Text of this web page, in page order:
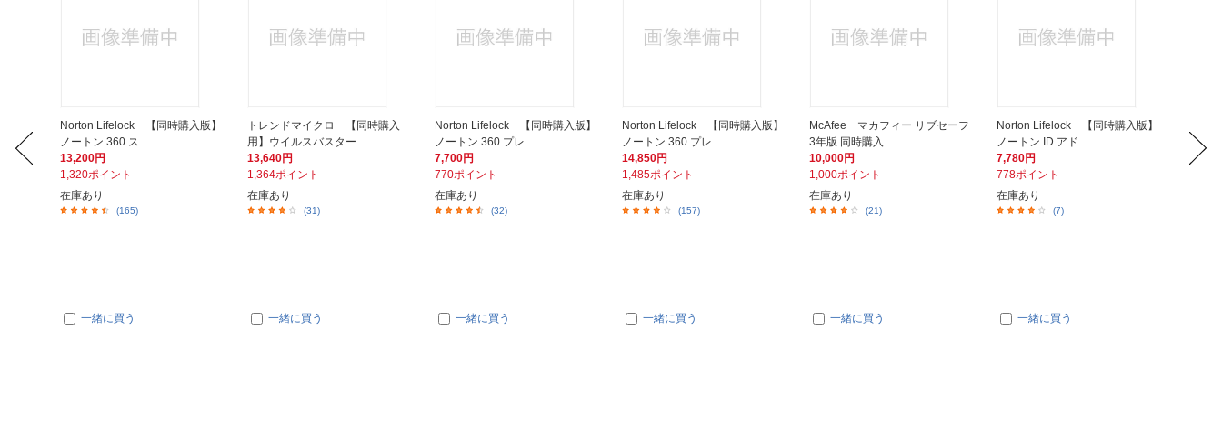
Norton Lifelock 【同時購入版】
ノートン 360 ス...
13,200円
1,320ポイント
在庫あり
(165)
一緒に買う
トレンドマイクロ 【同時購入
用】ウイルスバスター...
13,640円
1,364ポイント
在庫あり
(31)
一緒に買う
Norton Lifelock 【同時購入版】
ノートン 360 プレ...
7,700円
770ポイント
在庫あり
(32)
一緒に買う
Norton Lifelock 【同時購入版】
ノートン 360 プレ...
14,850円
1,485ポイント
在庫あり
(157)
一緒に買う
McAfee マカフィー リブセーフ
3年版 同時購入
10,000円
1,000ポイント
在庫あり
(21)
一緒に買う
Norton Lifelock 【同時購入版】
ノートン ID アド...
7,780円
778ポイント
在庫あり
(7)
一緒に買う
用】
6,600円